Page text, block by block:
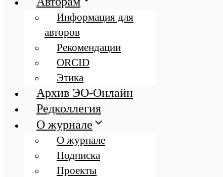
Информация для
авторов
Рекомендации
ORCID
Этика
Архив ЭО-Онлайн
Редколлегия
О журнале
О журнале
Подписка
Проекты